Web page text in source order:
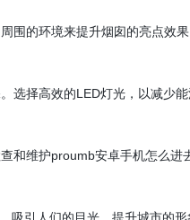
围的环境来提升烟囱的亮点效果
选择高效的LED灯光，以减少
维护proumb安卓手机怎么进去
人们的目光，提升城市的形象